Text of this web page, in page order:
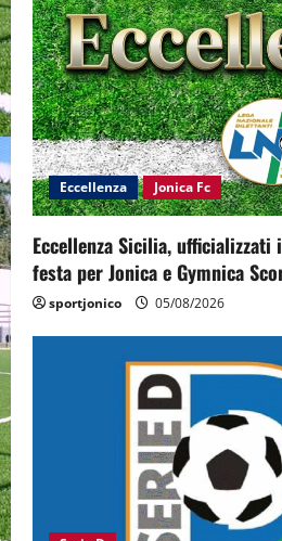
Eccellenza Jonica Fc
Eccellenza Sicilia,
festa per Jonica e Gymnica
sportjonico 05/08/2026